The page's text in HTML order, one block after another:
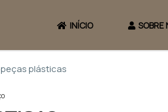
INÍCIO SOBRE
plásticas